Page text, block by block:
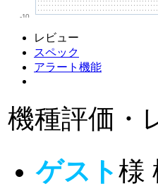
-10
レビュー
スペック
アラート機能
機種評価・
ゲスト様